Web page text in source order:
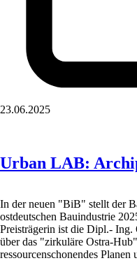
23.06.2025
Urban LAB:
In der neuen "BiB" stellt der
ostdeutschen Bauindustrie
Preisträgerin ist die Dipl.-
über das "zirkuläre Ostra-
ressourcenschonendes Planen